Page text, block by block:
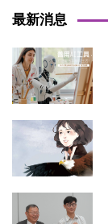
最新消息